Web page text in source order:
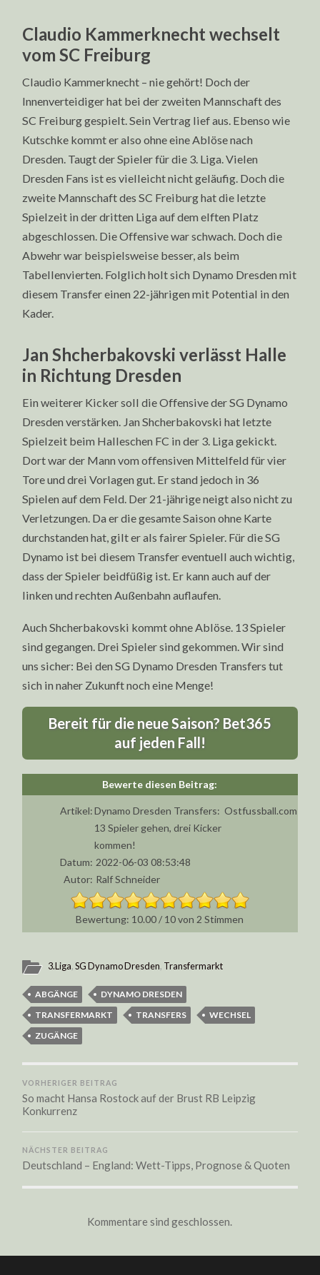
Claudio Kammerknecht wechselt
vom SC Freiburg
Claudio Kammerknecht – nie gehört! Doch der
Innenverteidiger hat bei der zweiten Mannschaft des
SC Freiburg gespielt. Sein Vertrag lief aus. Ebenso wie
Kutschke kommt er also ohne eine Ablöse nach
Dresden. Taugt der Spieler für die 3. Liga. Vielen
Dresden Fans ist es vielleicht nicht geläufig. Doch die
zweite Mannschaft des SC Freiburg hat die letzte
Spielzeit in der dritten Liga auf dem elften Platz
abgeschlossen. Die Offensive war schwach. Doch die
Abwehr war beispielsweise besser, als beim
Tabellenvierten. Folglich holt sich Dynamo Dresden mit
diesem Transfer einen 22-jährigen mit Potential in den
Kader.
Jan Shcherbakovski verlässt Halle
in Richtung Dresden
Ein weiterer Kicker soll die Offensive der SG Dynamo
Dresden verstärken. Jan Shcherbakovski hat letzte
Spielzeit beim Halleschen FC in der 3. Liga gekickt.
Dort war der Mann vom offensiven Mittelfeld für vier
Tore und drei Vorlagen gut. Er stand jedoch in 36
Spielen auf dem Feld. Der 21-jährige neigt also nicht zu
Verletzungen. Da er die gesamte Saison ohne Karte
durchstanden hat, gilt er als fairer Spieler. Für die SG
Dynamo ist bei diesem Transfer eventuell auch wichtig,
dass der Spieler beidfüßig ist. Er kann auch auf der
linken und rechten Außenbahn auflaufen.
Auch Shcherbakovski kommt ohne Ablöse. 13 Spieler
sind gegangen. Drei Spieler sind gekommen. Wir sind
uns sicher: Bei den SG Dynamo Dresden Transfers tut
sich in naher Zukunft noch eine Menge!
Bereit für die neue Saison? Bet365
auf jeden Fall!
Artikel:Dynamo Dresden Transfers:
13 Spieler gehen, drei Kicker
kommen!
Ostfussball.com
Datum: 2022-06-03 08:53:48
Autor: Ralf Schneider
10.00/ 10von 2 Stimmen
3.Liga,SG Dynamo Dresden, Transfermarkt
ABGÄNGE
DYNAMO DRESDEN
TRANSFERMARKT
TRANSFERS
WECHSEL
ZUGÄNGE
VORHERIGER BEITRAG
So macht Hansa Rostock auf der Brust RB Leipzig
Konkurrenz
NÄCHSTER BEITRAG
Deutschland – England: Wett-Tipps, Prognose & Quoten
Kommentare sind geschlossen.